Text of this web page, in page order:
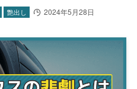
艶出し 2024年5月28日